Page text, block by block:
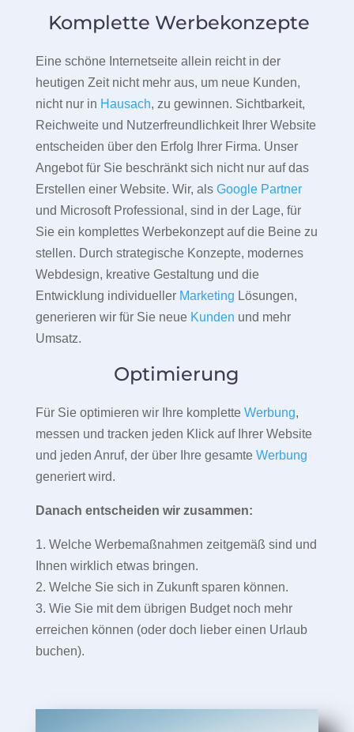
Komplette Werbekonzepte
Eine schöne Internetseite allein reicht in der
heutigen Zeit nicht mehr aus, um neue Kunden,
nicht nur in Hausach, zu gewinnen. Sichtbarkeit,
Reichweite und Nutzerfreundlichkeit Ihrer Website
entscheiden über den Erfolg Ihrer Firma. Unser
Angebot für Sie beschränkt sich nicht nur auf das
Erstellen einer Website. Wir, als Google Partner
und Microsoft Professional, sind in der Lage, für
Sie ein komplettes Werbekonzept auf die Beine zu
stellen. Durch strategische Konzepte, modernes
Webdesign, kreative Gestaltung und die
Entwicklung individueller Marketing Lösungen,
generieren wir für Sie neue Kunden und mehr
Umsatz.
Optimierung
Für Sie optimieren wir Ihre komplette Werbung,
messen und tracken jeden Klick auf Ihrer Website
und jeden Anruf, der über Ihre gesamte Werbung
generiert wird.
Danach entscheiden wir zusammen:
1. Welche Werbemaßnahmen zeitgemäß sind und
Ihnen wirklich etwas bringen.
2. Welche Sie sich in Zukunft sparen können.
3. Wie Sie mit dem übrigen Budget noch mehr
erreichen können (oder doch lieber einen Urlaub
buchen).